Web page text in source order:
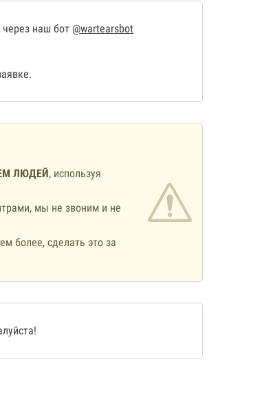
наш бот @wartearsbot
ЛЮДЕЙ, используя
мы не звоним и не
более, сделать это за